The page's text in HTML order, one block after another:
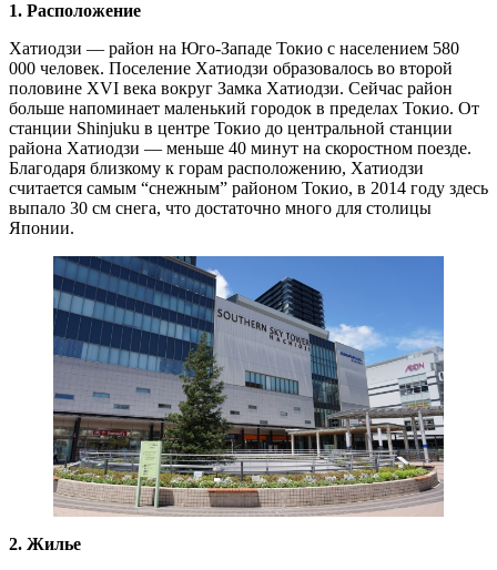
1. Расположение
Хатиодзи — район на Юго-Западе Токио с населением 580
000 человек. Поселение Хатиодзи образовалось во второй
половине XVI века вокруг Замка Хатиодзи. Сейчас район
больше напоминает маленький городок в пределах Токио. От
станции Shinjuku в центре Токио до центральной станции
района Хатиодзи — меньше 40 минут на скоростном поезде.
Благодаря близкому к горам расположению, Хатиодзи
считается самым “снежным” районом Токио, в 2014 году здесь
выпало 30 см снега, что достаточно много для столицы
Японии.
2. Жилье